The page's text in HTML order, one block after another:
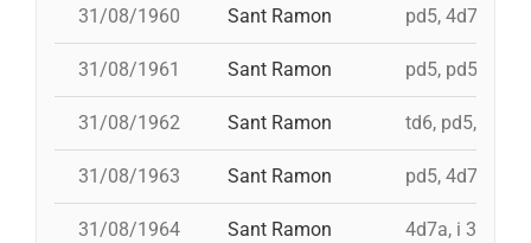
31/08/1960 Sant Ramon pd5, 4d7a, i
31/08/1961 Sant Ramon pd5, pd5, 3d7,
31/08/1962 Sant Ramon td6, pd5, 4d7,
31/08/1963 Sant Ramon pd5, 4d7a, i
31/08/1964 Sant Ramon 4d7a, i 3d7s, i